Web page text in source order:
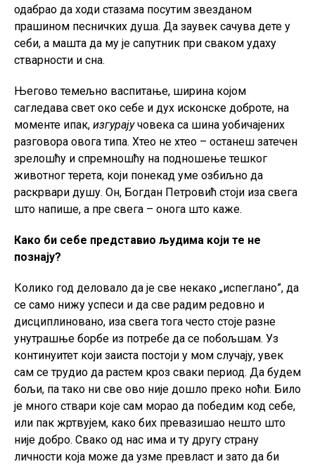
одабрао да ходи стазама посутим звезданом
прашином песничких душа. Да заувек сачува дете у
себи, а машта да му је сапутник при сваком удаху
стварности и сна.
Његово темељно васпитање, ширина којом
сагледава свет око себе и дух исконске доброте, на
моменте ипак, изгурајучовека са шина уобичајених
разговора овога типа. Хтео не хтео – останеш затечен
зрелошћу и спремношћу на подношење тешког
животног терета, који понекад уме озбиљно да
раскрвари душу. Он, Богдан Петровић стоји иза свега
што напише, а пре свега – онога што каже.
Како би себе представио људима који те не
познају?
Колико год деловало да је све некако „испеглано”, да
се само нижу успеси и да све радим редовно и
дисциплиновано, иза свега тога често стоје разне
унутрашње борбе из потребе да се побољшам. Уз
континуитет који заиста постоји у мом случају, увек
сам се трудио да растем кроз сваки период. Да будем
бољи, па тако ни све ово није дошло преко ноћи. Било
је много ствари које сам морао да победим код себе,
или пак жртвујем, како бих превазишао нешто што
није добро. Свако од нас има и ту другу страну
личности која може да узме превласт и зато да би